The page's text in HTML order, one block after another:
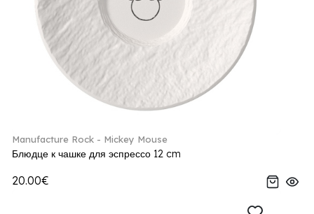
Manufacture Rock - Mickey Mouse
Блюдце к чашке для эспрессо 12 cm
20.00€